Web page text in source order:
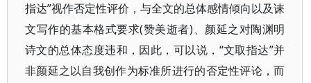
指达”视作否定性评价，与全文的总体感情倾向以及诔
文写作的基本格式要求(赞美逝者)、颜延之对陶渊明
诗文的总体态度违和，因此，可以说，“文取指达”并
非颜延之以自我创作为标准所进行的否定性评论，而